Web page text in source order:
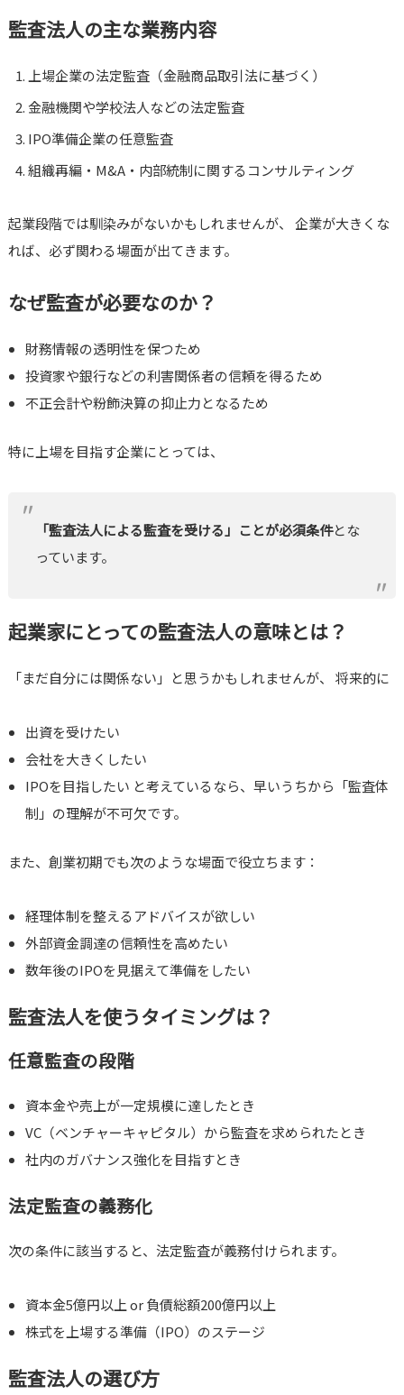
監査法人の主な業務内容
上場企業の法定監査（金融商品取引法に基づく）
金融機関や学校法人などの法定監査
IPO準備企業の任意監査
組織再編・M&A・内部統制に関するコンサルティング
起業段階では馴染みがないかもしれませんが、 企業が大きくな
れば、必ず関わる場面が出てきます。
なぜ監査が必要なのか？
財務情報の透明性を保つため
投資家や銀行などの利害関係者の信頼を得るため
不正会計や粉飾決算の抑止力となるため
特に上場を目指す企業にとっては、
「監査法人による監査を受ける」ことが必須条件とな
っています。
起業家にとっての監査法人の意味とは？
「まだ自分には関係ない」と思うかもしれませんが、 将来的に
出資を受けたい
会社を大きくしたい
IPOを目指したい と考えているなら、早いうちから「監査体
制」の理解が不可欠です。
また、創業初期でも次のような場面で役立ちます：
経理体制を整えるアドバイスが欲しい
外部資金調達の信頼性を高めたい
数年後のIPOを見据えて準備をしたい
監査法人を使うタイミングは？
任意監査の段階
資本金や売上が一定規模に達したとき
VC（ベンチャーキャピタル）から監査を求められたとき
社内のガバナンス強化を目指すとき
法定監査の義務化
次の条件に該当すると、法定監査が義務付けられます。
資本金5億円以上 or 負債総額200億円以上
株式を上場する準備（IPO）のステージ
監査法人の選び方